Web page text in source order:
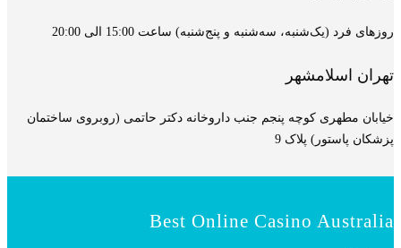
روزهای فرد (یک‌شنبه، سه‌شنبه و پنج‌شنبه) ساعت 15:00 الی 20:00
تهران اسلامشهر
خیابان مطهری کوچه پنجم جنب داروخانه دکتر حاتمی (روبروی ساختمان
پزشکان پاستور) پلاک 9
Best Online Casino Australia